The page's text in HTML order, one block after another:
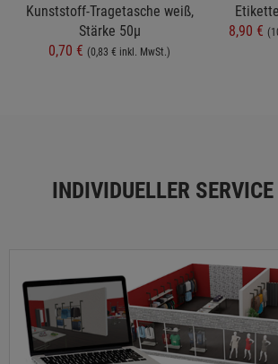
Kunststoff-Tragetasche weiß,
Stärke 50µ
0,70 € (0,83 € inkl. MwSt.)
8,90 €
INDIVIDUELLER